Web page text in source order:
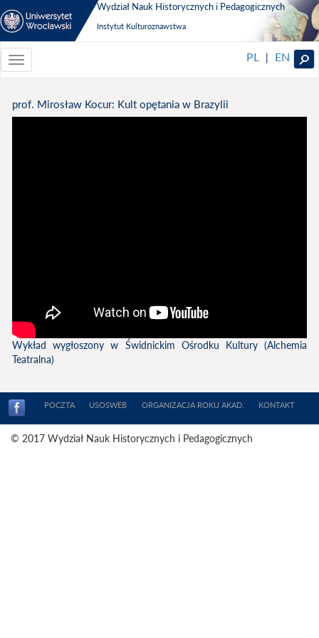
Wydział Nauk Historycznych i Pedagogicznych
Instytut Kulturoznawstwa
Toggle
navigationToggle
PL | EN
prof. Mirosław Kocur: Kult opętania w Brazylii
Wykład wygłoszony w Świdnickim Ośrodku Kultury (Alchemia
Teatralna)
POCZTA USOSWEB ORGANIZACJA ROKU AKAD. KONTAKT
© 2017 Wydział Nauk Historycznych i Pedagogicznych